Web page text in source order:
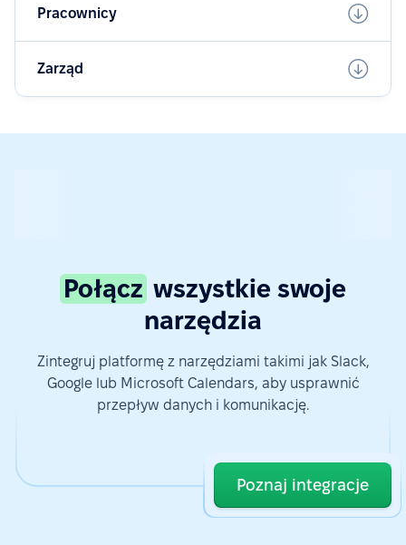
Pracownicy
Zarząd
Połącz wszystkie swoje
narzędzia
Zintegruj platformę z narzędziami takimi jak Slack,
Google lub Microsoft Calendars, aby usprawnić
przepływ danych i komunikację.
Poznaj integracje